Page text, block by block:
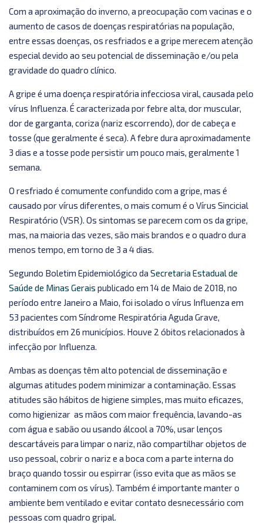
Com a aproximação do inverno, a preocupação com vacinas e o
aumento de casos de doenças respiratórias na população,
entre essas doenças, os resfriados e a gripe merecem atenção
especial devido ao seu potencial de disseminação e/ou pela
gravidade do quadro clínico.
A gripe é uma doença respiratória infecciosa viral, causada pelo
vírus Influenza. É caracterizada por febre alta, dor muscular,
dor de garganta, coriza (nariz escorrendo), dor de cabeça e
tosse (que geralmente é seca). A febre dura aproximadamente
3 dias e a tosse pode persistir um pouco mais, geralmente 1
semana.
O resfriado é comumente confundido com a gripe, mas é
causado por vírus diferentes, o mais comum é o Vírus Sincicial
Respiratório (VSR). Os sintomas se parecem com os da gripe,
mas, na maioria das vezes, são mais brandos e o quadro dura
menos tempo, em torno de 3 a 4 dias.
Segundo Boletim Epidemiológico da Secretaria Estadual de
Saúde de Minas Gerais publicado em 14 de Maio de 2018, no
período entre Janeiro a Maio, foi isolado o vírus Influenza em
53 pacientes com Síndrome Respiratória Aguda Grave,
distribuídos em 26 municípios. Houve 2 óbitos relacionados à
infecção por Influenza.
Ambas as doenças têm alto potencial de disseminação e
algumas atitudes podem minimizar a contaminação. Essas
atitudes são hábitos de higiene simples, mas muito eficazes,
como higienizar as mãos com maior frequência, lavando-as
com água e sabão ou usando álcool a 70%, usar lenços
descartáveis para limpar o nariz, não compartilhar objetos de
uso pessoal, cobrir o nariz e a boca com a parte interna do
braço quando tossir ou espirrar (isso evita que as mãos se
contaminem com os vírus). Também é importante manter o
ambiente bem ventilado e evitar contato desnecessário com
pessoas com quadro gripal.